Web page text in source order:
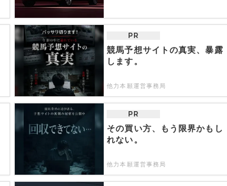
PR
競馬予想サイトの真実、暴露
します。
他力本願運営事務局
PR
その買い方、もう限界かもし
れない。
他力本願運営事務局